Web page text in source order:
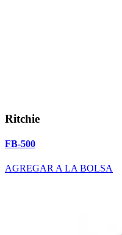
Ritchie
FB-500
AGREGAR A LA BOLSA